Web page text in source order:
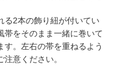
る2本の飾り紐が付いてい
帯をそのまま一緒に巻いて
す。左右の帯を重ねるよう
意ください。